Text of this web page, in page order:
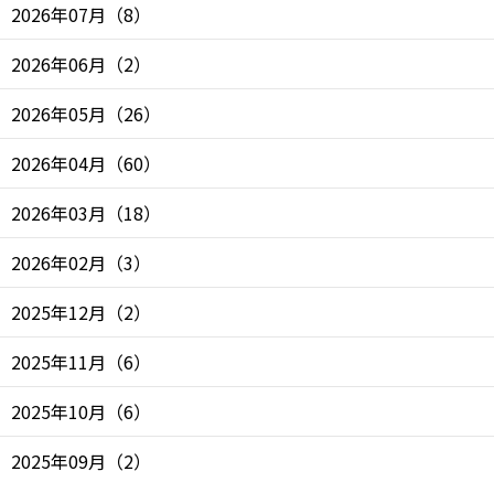
2026年07月 （8）
2026年06月 （2）
2026年05月 （26）
2026年04月 （60）
2026年03月 （18）
2026年02月 （3）
2025年12月 （2）
2025年11月 （6）
2025年10月 （6）
2025年09月 （2）